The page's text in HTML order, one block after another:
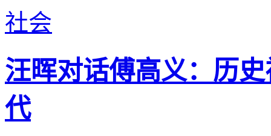
社会
汪晖对话傅高义：历
代